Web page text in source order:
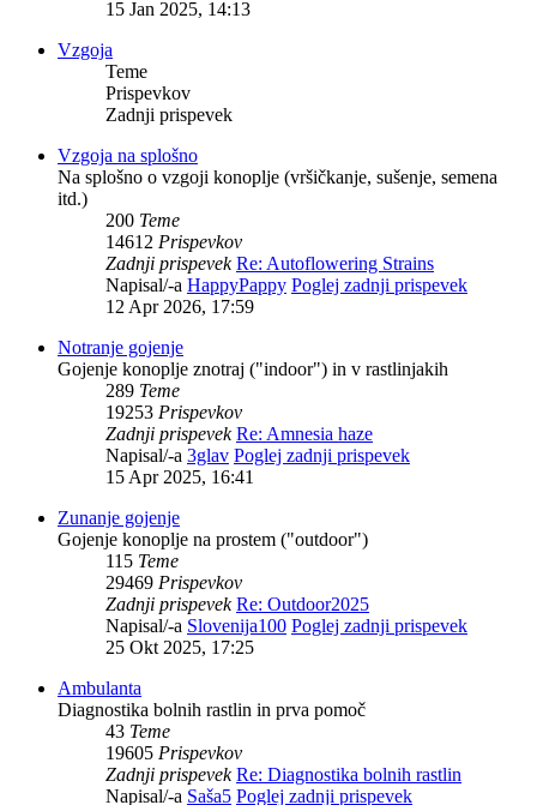
15 Jan 2025, 14:13
Vzgoja
Teme
Prispevkov
Zadnji prispevek
Vzgoja na splošno
Na splošno o vzgoji konoplje (vršičkanje, sušenje, semena
itd.)
200 Teme
14612 Prispevkov
Zadnji prispevek Re: Autoflowering Strains
Napisal/-a HappyPappy Poglej zadnji prispevek
12 Apr 2026, 17:59
Notranje gojenje
Gojenje konoplje znotraj ("indoor") in v rastlinjakih
289 Teme
19253 Prispevkov
Zadnji prispevek Re: Amnesia haze
Napisal/-a 3glav Poglej zadnji prispevek
15 Apr 2025, 16:41
Zunanje gojenje
Gojenje konoplje na prostem ("outdoor")
115 Teme
29469 Prispevkov
Zadnji prispevek Re: Outdoor2025
Napisal/-a Slovenija100 Poglej zadnji prispevek
25 Okt 2025, 17:25
Ambulanta
Diagnostika bolnih rastlin in prva pomoč
43 Teme
19605 Prispevkov
Zadnji prispevek Re: Diagnostika bolnih rastlin
Napisal/-a Saša5 Poglej zadnji prispevek